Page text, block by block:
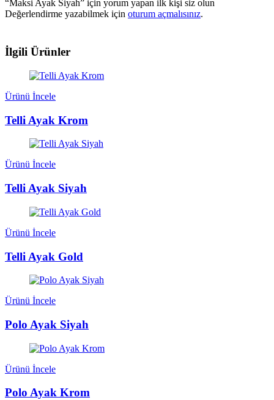
“Maksi Ayak Siyah” için yorum yapan ilk kişi siz olun
Değerlendirme yazabilmek için oturum açmalısınız.
İlgili Ürünler
Ürünü İncele
Telli Ayak Krom
Ürünü İncele
Telli Ayak Siyah
Ürünü İncele
Telli Ayak Gold
Ürünü İncele
Polo Ayak Siyah
Ürünü İncele
Polo Ayak Krom